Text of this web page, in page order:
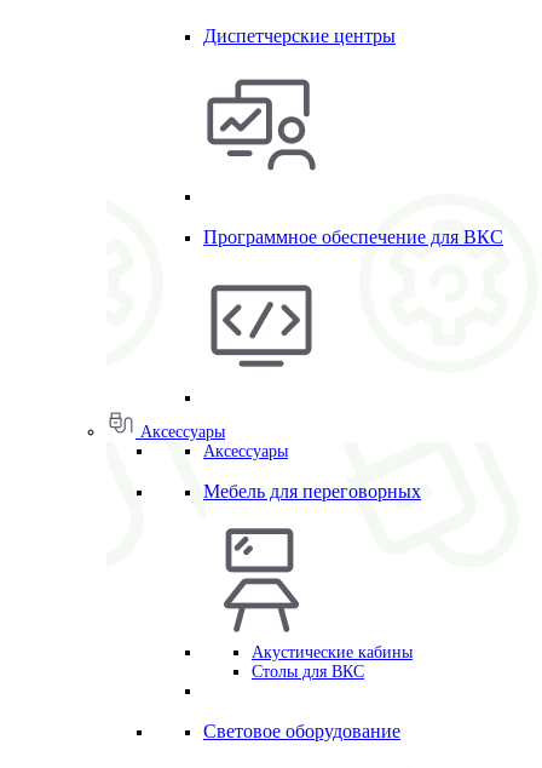
Диспетчерские центры
Программное обеспечение для ВКС
Аксессуары
Аксессуары
Мебель для переговорных
Акустические кабины
Столы для ВКС
Световое оборудование